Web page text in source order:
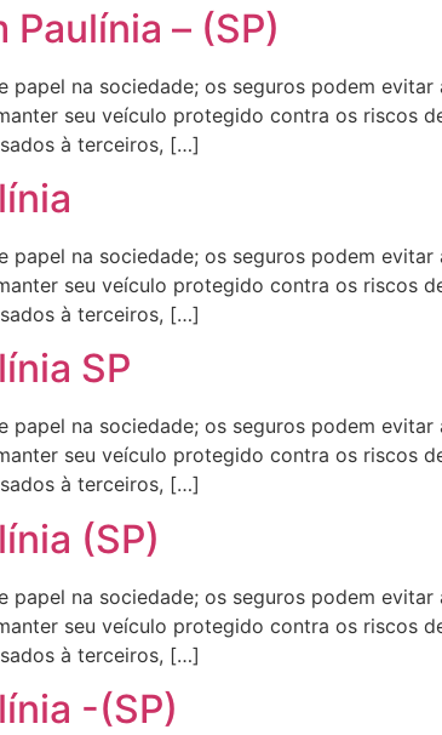
– (SP)
papel na sociedade; os seguros podem
seu veículo protegido contra os riscos
à terceiros, […]
papel na sociedade; os seguros podem
seu veículo protegido contra os riscos
à terceiros, […]
SP
papel na sociedade; os seguros podem
seu veículo protegido contra os riscos
à terceiros, […]
(SP)
papel na sociedade; os seguros podem
seu veículo protegido contra os riscos
à terceiros, […]
-(SP)